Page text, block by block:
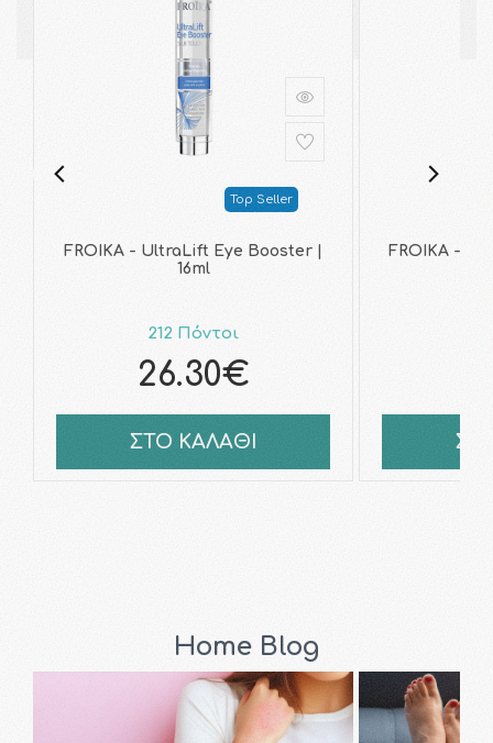
Top Seller
FROIKA - UltraLift Eye Booster |
16ml
212 Πόντοι
26.30€
ΣΤΟ ΚΑΛΑΘΙ
FROIKA -
Home Blog